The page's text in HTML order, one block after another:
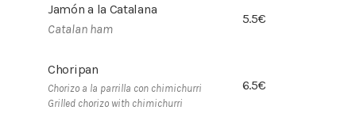
Jamón a la Catalana
Catalan ham
5.5€
Choripan
Chorizo a la parrilla con chimichurri
Grilled chorizo with chimichurri
6.5€